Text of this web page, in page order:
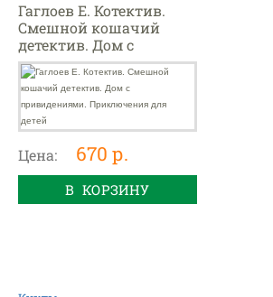
Гаглоев Е. Котектив.
Смешной кошачий
детектив. Дом с
привидениями.
Приключения для
детей
Цена: 670 р.
В КОРЗИНУ